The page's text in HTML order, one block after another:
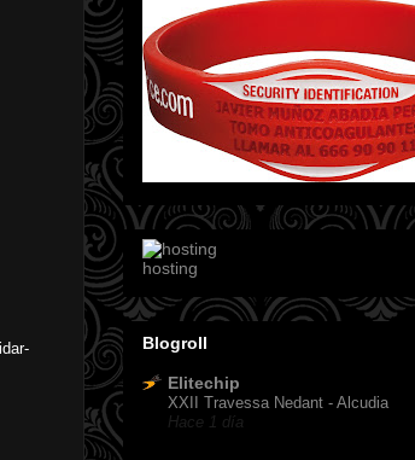
hosting
Blogroll
Elitechip
XXII Travessa Nedant - Alcudia
Hace 1 día